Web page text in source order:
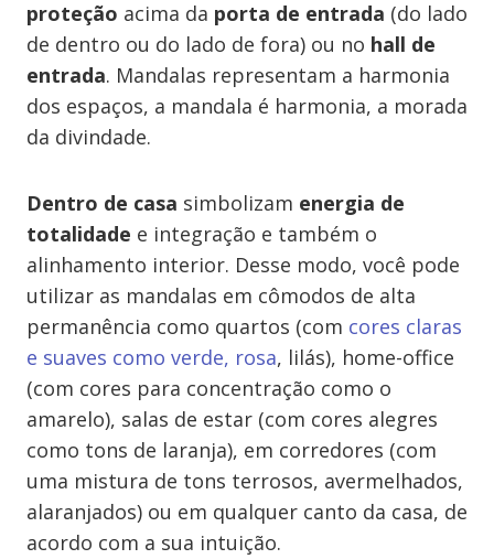
proteção acima da porta de entrada (do lado
de dentro ou do lado de fora) ou no hall de
entrada. Mandalas representam a harmonia
dos espaços, a mandala é harmonia, a morada
da divindade.
Dentro de casa simbolizam energia de
totalidade e integração e também o
alinhamento interior. Desse modo, você pode
utilizar as mandalas em cômodos de alta
permanência como quartos (com cores claras
e suaves como verde, rosa, lilás), home-office
(com cores para concentração como o
amarelo), salas de estar (com cores alegres
como tons de laranja), em corredores (com
uma mistura de tons terrosos, avermelhados,
alaranjados) ou em qualquer canto da casa, de
acordo com a sua intuição.